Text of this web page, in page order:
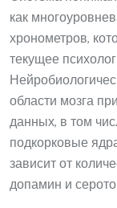
как
хронометров,
текущее
области мозга
данных, в том
подкорковые
зависит от
допамин и